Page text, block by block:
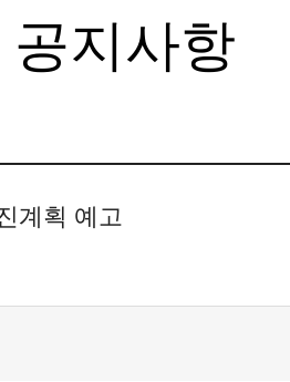
공지사항
계획 예고